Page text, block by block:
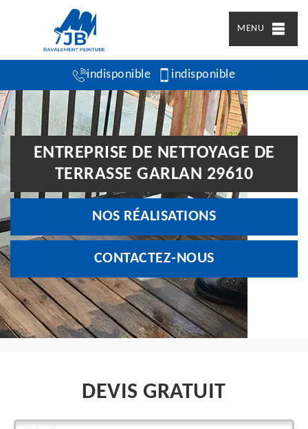
MENU
indisponible indisponible
ENTREPRISE DE NETTOYAGE DE
TERRASSE GARLAN 29610
NOS RÉALISATIONS
CONTACTEZ-NOUS
DEVIS GRATUIT